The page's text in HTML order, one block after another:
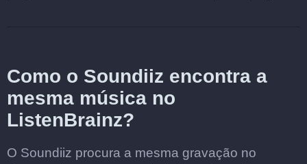
Como o Soundiiz encontra a
mesma música no
ListenBrainz?
O Soundiiz procura a mesma gravação no